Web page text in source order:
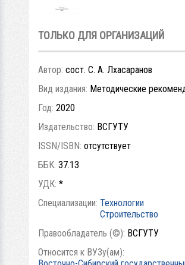
ТОЛЬКО ДЛЯ ОРГАНИЗАЦИЙ
Автор: сост. С. А. Лхасаранов
Вид издания: Методические
Год: 2020
Издательство: ВСГУТУ
ISSN/ISBN: отсутствует
ББК: 37.13
УДК: *
Специализации: Технологии
Строительство
Правообладатель (©): ВСГУТУ
Относится к ВУЗу(ам):